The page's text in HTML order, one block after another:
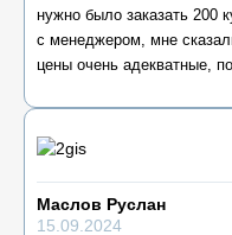
нужно было заказать 200
с менеджером, мне
цены очень адекватные,
Маслов Руслан
15.09.2024